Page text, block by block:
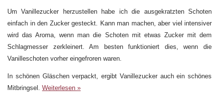
Um Vanillezucker herzustellen habe ich die ausgekratzten Schoten
einfach in den Zucker gesteckt. Kann man machen, aber viel intensiver
wird das Aroma, wenn man die Schoten mit etwas Zucker mit dem
Schlagmesser zerkleinert. Am besten funktioniert dies, wenn die
Vanilleschoten vorher eingefroren waren.
In schönen Gläschen verpackt, ergibt Vanillezucker auch ein schönes
Mitbringsel. Weiterlesen »